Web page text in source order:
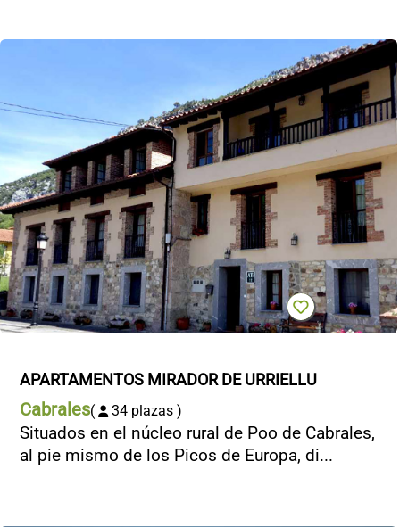
APARTAMENTOS MIRADOR DE URRIELLU
Cabrales( 34 plazas )
Situados en el núcleo rural de Poo de Cabrales,
al pie mismo de los Picos de Europa, di...